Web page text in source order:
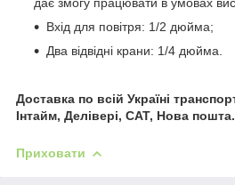
Вхід для повітря: 1/2 дюйма;
Два відвідні крани: 1/4 дюйма.
Доставка по всій Україні
Інтайм, Делівері, САТ, Нова пошта.
Приховати